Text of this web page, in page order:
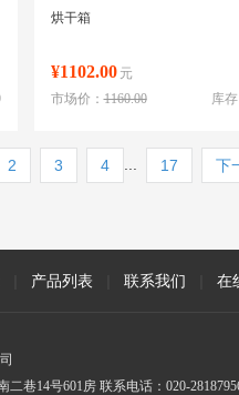
烘干箱
¥1102.00 元
库
市场价：1160.00
2 3 4 17 下
产品列表 联系我们 在
巷14号601房 联系电话：020-